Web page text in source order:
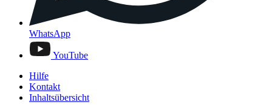
WhatsApp
YouTube
Hilfe
Kontakt
Inhaltsübersicht